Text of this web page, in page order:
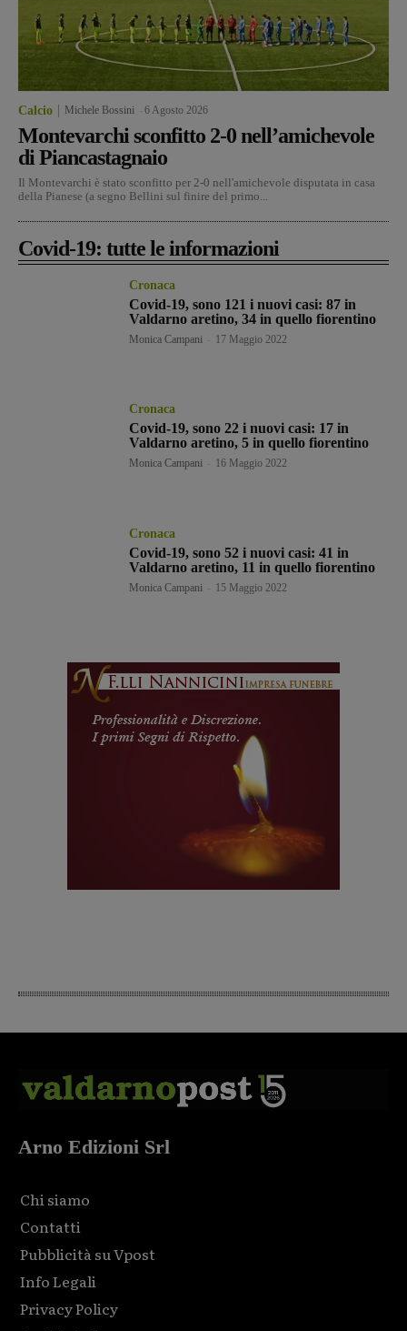
Calcio Michele Bossini 6 Agosto 2026
Montevarchi sconfitto 2-0 nell’amichevole
di Piancastagnaio
Il Montevarchi è stato sconfitto per 2-0 nell'amichevole disputata in casa
della Pianese (a segno Bellini sul finire del primo...
Covid-19: tutte le informazioni
Cronaca
Covid-19, sono 121 i nuovi casi: 87 in
Valdarno aretino, 34 in quello fiorentino
Monica Campani 17 Maggio 2022
Cronaca
Covid-19, sono 22 i nuovi casi: 17 in
Valdarno aretino, 5 in quello fiorentino
Monica Campani 16 Maggio 2022
Cronaca
Covid-19, sono 52 i nuovi casi: 41 in
Valdarno aretino, 11 in quello fiorentino
Monica Campani 15 Maggio 2022
Arno Edizioni Srl
Chi siamo
Contatti
Pubblicità su Vpost
Info Legali
Privacy Policy